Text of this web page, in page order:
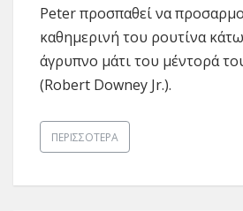
Peter προσπαθεί να
καθημερινή του ρουτίνα
άγρυπνο μάτι του μέντορά
(Robert Downey Jr.).
ΠΕΡΙΣΣΌΤΕΡΑ